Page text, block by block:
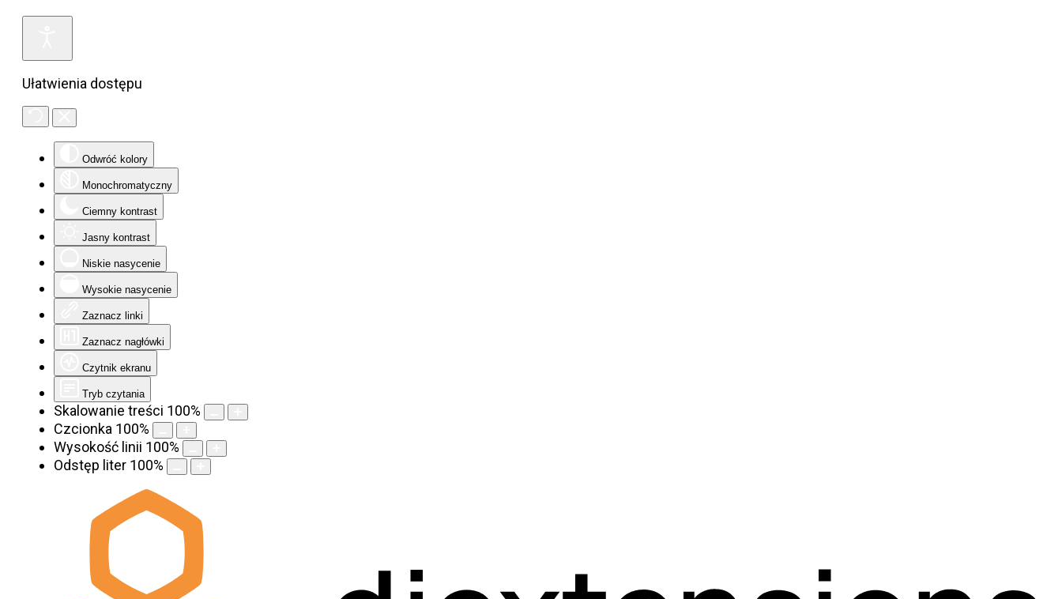
Ułatwienia dostępu
Odwróć kolory
Monochromatyczny
Ciemny kontrast
Jasny kontrast
Niskie nasycenie
Wysokie nasycenie
Zaznacz linki
Zaznacz nagłówki
Czytnik ekranu
Tryb czytania
Skalowanie treści 100%
Czcionka 100%
Wysokość linii 100%
Odstęp liter 100%